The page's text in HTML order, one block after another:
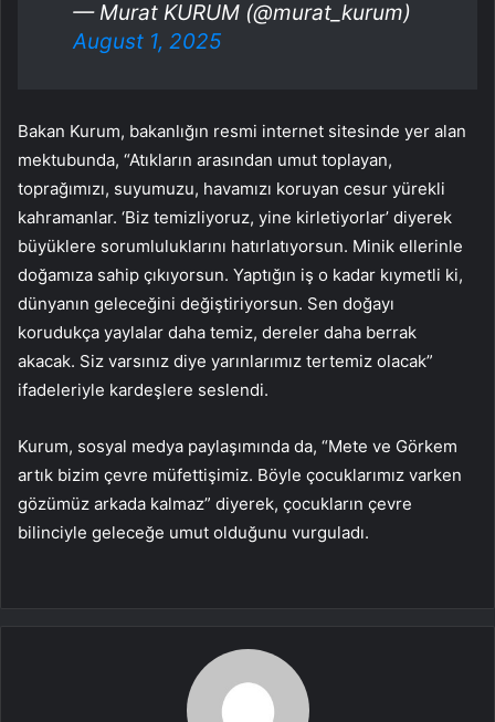
— Murat KURUM (@murat_kurum)
August 1, 2025
Bakan Kurum, bakanlığın resmi internet sitesinde yer alan
mektubunda, “Atıkların arasından umut toplayan,
toprağımızı, suyumuzu, havamızı koruyan cesur yürekli
kahramanlar. ‘Biz temizliyoruz, yine kirletiyorlar’ diyerek
büyüklere sorumluluklarını hatırlatıyorsun. Minik ellerinle
doğamıza sahip çıkıyorsun. Yaptığın iş o kadar kıymetli ki,
dünyanın geleceğini değiştiriyorsun. Sen doğayı
korudukça yaylalar daha temiz, dereler daha berrak
akacak. Siz varsınız diye yarınlarımız tertemiz olacak”
ifadeleriyle kardeşlere seslendi.
Kurum, sosyal medya paylaşımında da, “Mete ve Görkem
artık bizim çevre müfettişimiz. Böyle çocuklarımız varken
gözümüz arkada kalmaz” diyerek, çocukların çevre
bilinciyle geleceğe umut olduğunu vurguladı.